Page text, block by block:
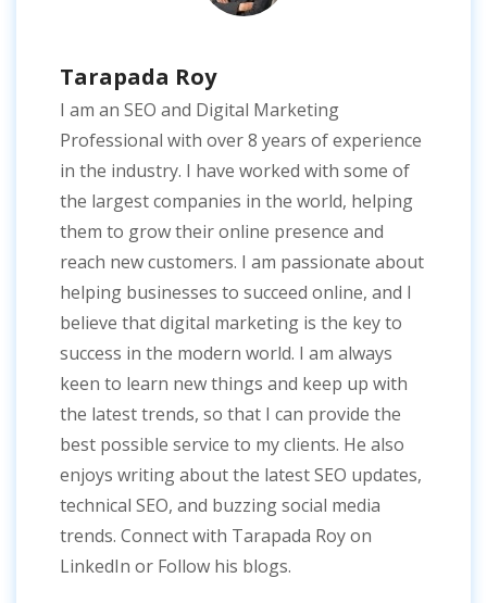
Tarapada Roy
I am an SEO and Digital Marketing
Professional with over 8 years of experience
in the industry. I have worked with some of
the largest companies in the world, helping
them to grow their online presence and
reach new customers. I am passionate about
helping businesses to succeed online, and I
believe that digital marketing is the key to
success in the modern world. I am always
keen to learn new things and keep up with
the latest trends, so that I can provide the
best possible service to my clients. He also
enjoys writing about the latest SEO updates,
technical SEO, and buzzing social media
trends. Connect with Tarapada Roy on
LinkedIn or Follow his blogs.